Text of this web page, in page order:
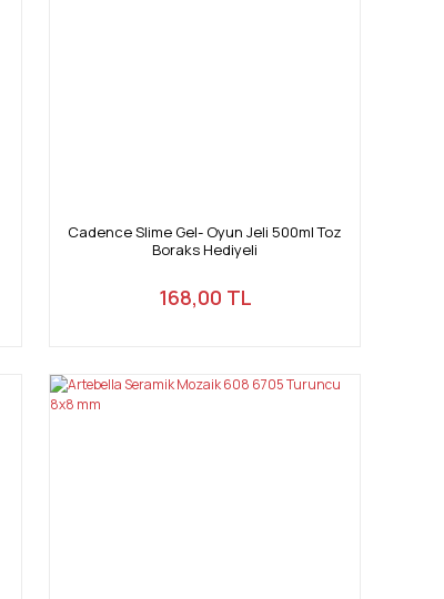
Cadence Slime Gel- Oyun Jeli 500ml Toz
Boraks Hediyeli
168,00 TL